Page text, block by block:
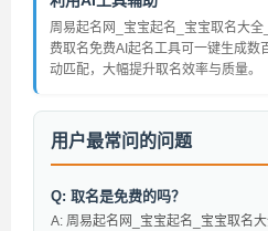
周易起名网_宝宝起名_宝宝取名大
费取名免费AI起名工具可一键生成数
动匹配，大幅提升取名效率与质量。
用户最常问的问题
Q: 取名是免费的吗？
A: 周易起名网_宝宝起名_宝宝取名